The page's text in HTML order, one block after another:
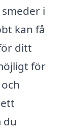
i
kan få
ditt
för
du